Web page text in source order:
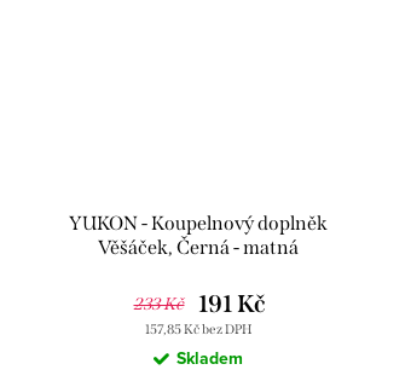
YUKON - Koupelnový doplněk
Věšáček, Černá - matná
233 Kč
157,85 Kč bez DPH
191 Kč
Skladem